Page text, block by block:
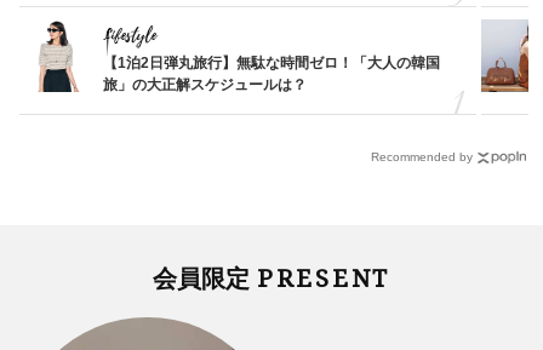
Lifestyle
【1泊2日弾丸旅行】無駄な時間ゼロ！「大人の韓国
旅」の大正解スケジュールは？
Recommended by
会員限定 PRESENT